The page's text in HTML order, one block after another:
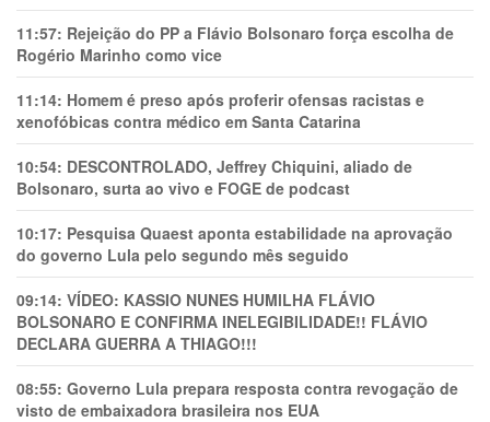
11:57: Rejeição do PP a Flávio Bolsonaro força escolha de
Rogério Marinho como vice
11:14: Homem é preso após proferir ofensas racistas e
xenofóbicas contra médico em Santa Catarina
10:54: DESCONTROLADO, Jeffrey Chiquini, aliado de
Bolsonaro, surta ao vivo e FOGE de podcast
10:17: Pesquisa Quaest aponta estabilidade na aprovação
do governo Lula pelo segundo mês seguido
09:14: VÍDEO: KASSIO NUNES HUMlLHA FLÁVIO
BOLSONARO E CONFIRMA INELEGIBILIDADE!! FLÁVIO
DECLARA GUERRA A THIAGO!!!
08:55: Governo Lula prepara resposta contra revogação de
visto de embaixadora brasileira nos EUA